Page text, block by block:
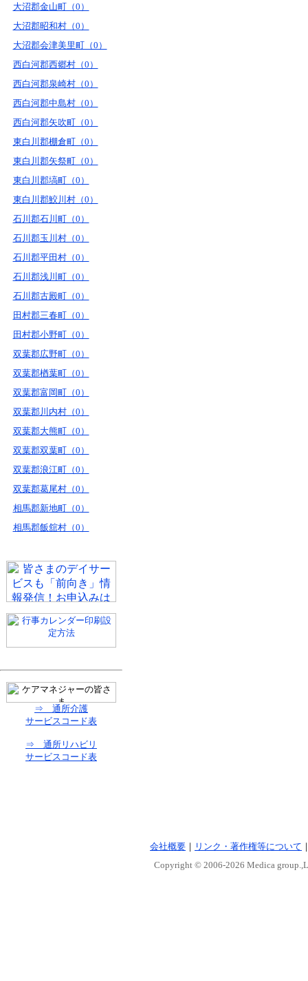
大沼郡金山町（0）
大沼郡昭和村（0）
大沼郡会津美里町（0）
西白河郡西郷村（0）
西白河郡泉崎村（0）
西白河郡中島村（0）
西白河郡矢吹町（0）
東白川郡棚倉町（0）
東白川郡矢祭町（0）
東白川郡塙町（0）
東白川郡鮫川村（0）
石川郡石川町（0）
石川郡玉川村（0）
石川郡平田村（0）
石川郡浅川町（0）
石川郡古殿町（0）
田村郡三春町（0）
田村郡小野町（0）
双葉郡広野町（0）
双葉郡楢葉町（0）
双葉郡富岡町（0）
双葉郡川内村（0）
双葉郡大熊町（0）
双葉郡双葉町（0）
双葉郡浪江町（0）
双葉郡葛尾村（0）
相馬郡新地町（0）
相馬郡飯舘村（0）
⇒ 通所介護
サービスコード表
⇒ 通所リハビリ
サービスコード表
会社概要 ｜ リンク・著作権等について
Copyright © 2006-2026 Medica